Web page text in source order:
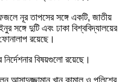
নূর তাপসের সঙ্গে একটি, জাতীয়
সঙ্গে দুটি এবং ঢাকা বিশ্ববিদ্যালয়ের
রয়েছে।
বিষয়গুলো রয়েছে।